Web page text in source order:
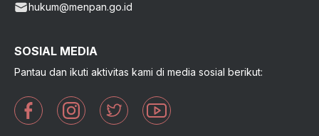
hukum@menpan.go.id
SOSIAL MEDIA
Pantau dan ikuti aktivitas kami di media sosial berikut: